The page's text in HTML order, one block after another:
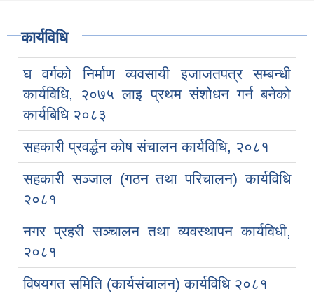
कार्यविधि
घ वर्गको निर्माण व्यवसायी इजाजतपत्र सम्बन्धी
कार्यविधि, २०७५ लाइ प्रथम संशोधन गर्न बनेको
कार्यबिधि २०८३
सहकारी प्रवर्द्धन कोष संचालन कार्यविधि, २०८१
सहकारी सञ्जाल (गठन तथा परिचालन) कार्यविधि
२०८१
नगर प्रहरी सञ्चालन तथा व्यवस्थापन कार्यविधी,
२०८१
विषयगत समिति (कार्यसंचालन) कार्यविधि २०८१